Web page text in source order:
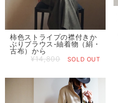
柿色ストライプの襟付きか
ぶりブラウス-紬着物（絹・
古布）から
¥14,800
SOLD OUT